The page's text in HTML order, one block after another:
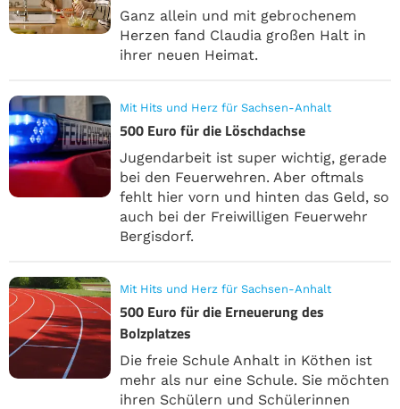
Ganz allein und mit gebrochenem
Herzen fand Claudia großen Halt in
ihrer neuen Heimat.
Mit Hits und Herz für Sachsen-Anhalt
500 Euro für die Löschdachse
Jugendarbeit ist super wichtig, gerade
bei den Feuerwehren. Aber oftmals
fehlt hier vorn und hinten das Geld, so
auch bei der Freiwilligen Feuerwehr
Bergisdorf.
Mit Hits und Herz für Sachsen-Anhalt
500 Euro für die Erneuerung des
Bolzplatzes
Die freie Schule Anhalt in Köthen ist
mehr als nur eine Schule. Sie möchten
ihren Schülern und Schülerinnen